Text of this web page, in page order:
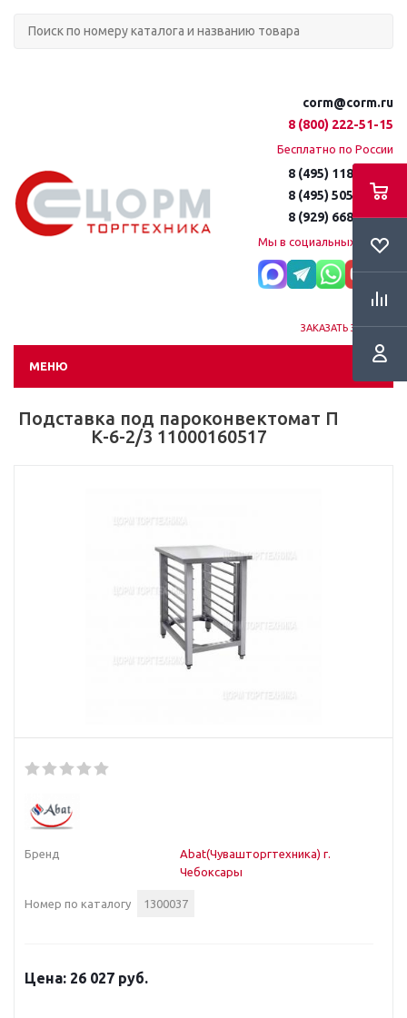
corm@corm.ru
8 (800) 222-51-15
Бесплатно по России
8 (495) 118-61-16
8 (495) 505-51-15
8 (929) 668-95-35
Мы в социальных сетях:
ЗАКАЗАТЬ ЗВОНОК
МЕНЮ
Подставка под пароконвектомат П
К-6-2/3 11000160517
Бренд
Abat(Чувашторгтехника) г.
Чебоксары
Номер по каталогу 1300037
26 027 руб.